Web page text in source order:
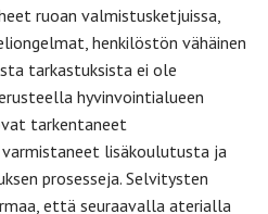
ruoan valmistusketjuissa,
henkilöstön vähäinen
tarkastuksista ei ole
hyvinvointialueen
tarkentaneet
lisäkoulutusta ja
prosesseja. Selvitysten
että seuraavalla aterialla